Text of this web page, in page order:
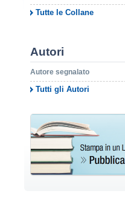
Tutte le Collane
Autori
Autore segnalato
Tutti gli Autori